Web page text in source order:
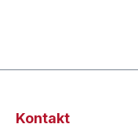
Kontakt